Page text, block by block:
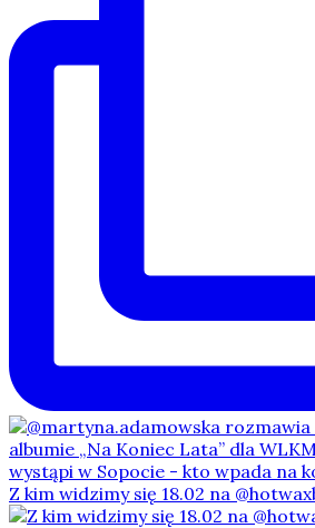
Z kim widzimy się 18.02 na